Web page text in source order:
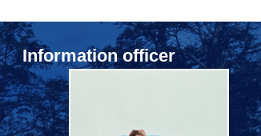
Information officer